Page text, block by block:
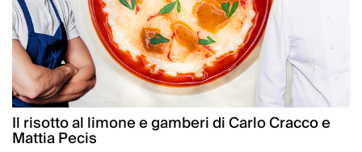
Il risotto al limone e gamberi di Carlo Cracco e
Mattia Pecis